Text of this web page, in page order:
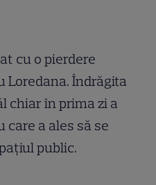
cu o pierdere
Loredana. Îndrăgita
chiar în prima zi a
a ales să se
public.